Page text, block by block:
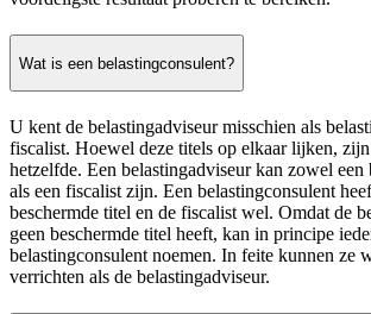
Wat is een belastingconsulent?
U kent de belastingadviseur misschien als
fiscalist. Hoewel deze titels op elkaar lijken,
hetzelfde. Een belastingadviseur kan zowel een
als een fiscalist zijn. Een belastingconsulent
beschermde titel en de fiscalist wel. Omdat de
geen beschermde titel heeft, kan in principe
belastingconsulent noemen. In feite kunnen ze
verrichten als de belastingadviseur.